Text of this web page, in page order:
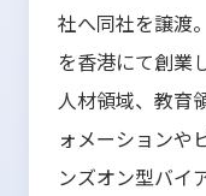
社へ同社を譲渡
を香港にて創業
人材領域、教育
ォメーションや
ンズオン型バイ